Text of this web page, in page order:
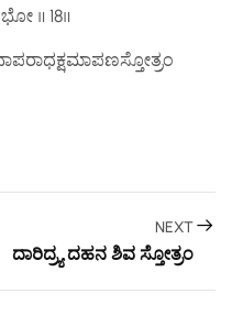
॥ 18॥
NEXT
ದಾರಿದ್ರ್ಯ ದಹನ ಶಿವ ಸ್ತೋತ್ರಂ